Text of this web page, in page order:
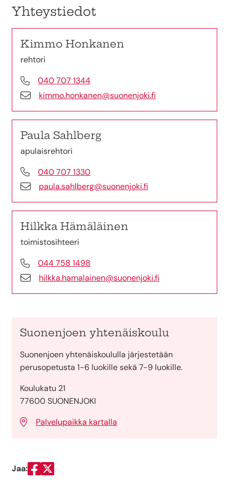
Yhteystiedot
Kimmo Honkanen
rehtori
040 707 1344
kimmo.honkanen@suonenjoki.fi
Paula Sahlberg
apulaisrehtori
040 707 1330
paula.sahlberg@suonenjoki.fi
Hilkka Hämäläinen
toimistosihteeri
044 758 1498
hilkka.hamalainen@suonenjoki.fi
Suonenjoen yhtenäiskoulu
Suonenjoen yhtenäiskoululla järjestetään
perusopetusta 1-6 luokille sekä 7-9 luokille.
Koulukatu 21
77600 SUONENJOKI
Palvelupaikka kartalla
Jaa:
Jaa Facebookissa
Jaa Twitterissä